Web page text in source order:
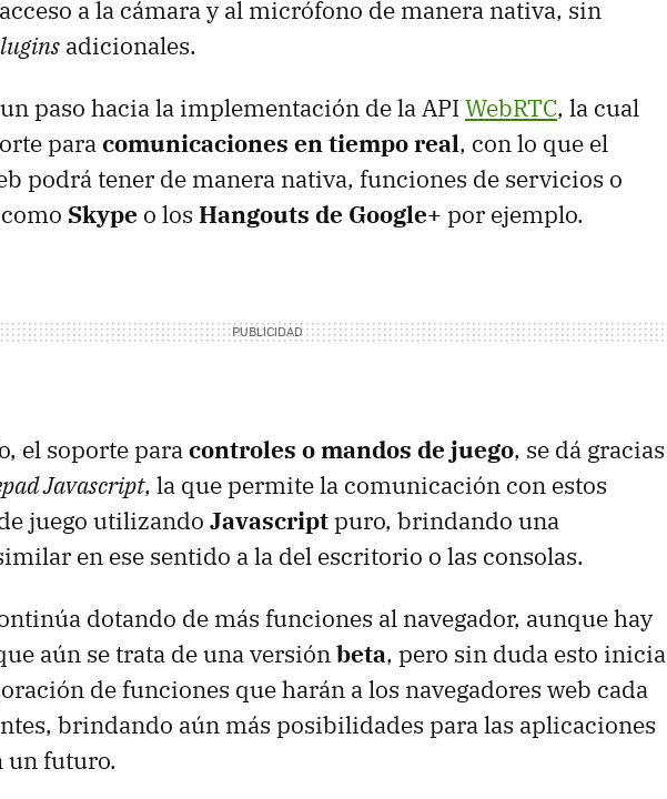
a la cámara y al micrófono de manera nativa, sin
adicionales.
paso hacia la implementación de la APIWebRTC, la cual
paracomunicaciones en tiempo real, con lo que el
podrá tener de manera nativa, funciones de servicios o
Skype o los Hangouts de Google+ por ejemplo.
el soporte paracontroles o mandos de juego, se dá gracias
Javascript, la que permite la comunicación con estos
juego utilizando Javascriptpuro, brindando una
en ese sentido a la del escritorio o las consolas.
dotando de más funciones al navegador, aunque hay
aún se trata de una versiónbeta, pero sin duda esto inicia
de funciones que harán a los navegadores web cada
brindando aún más posibilidades para las aplicaciones
un futuro.